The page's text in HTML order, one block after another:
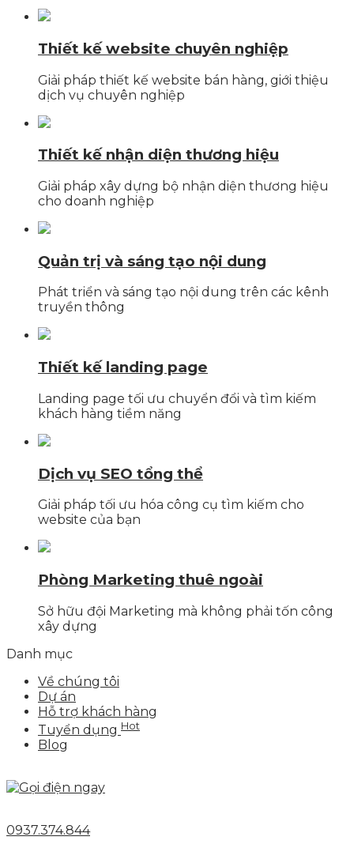
Thiết kế website chuyên nghiệp
Giải pháp thiết kế website bán hàng, giới thiệu
dịch vụ chuyên nghiệp
Thiết kế nhận diện thương hiệu
Giải pháp xây dựng bộ nhận diện thương hiệu
cho doanh nghiệp
Quản trị và sáng tạo nội dung
Phát triển và sáng tạo nội dung trên các kênh
truyền thông
Thiết kế landing page
Landing page tối ưu chuyển đổi và tìm kiếm
khách hàng tiềm năng
Dịch vụ SEO tổng thể
Giải pháp tối ưu hóa công cụ tìm kiếm cho
website của bạn
Phòng Marketing thuê ngoài
Sở hữu đội Marketing mà không phải tốn công
xây dựng
Danh mục
Về chúng tôi
Dự án
Hỗ trợ khách hàng
Tuyển dụng Hot
Blog
0937.374.844